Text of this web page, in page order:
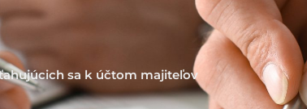
sa k účtom majiteľov